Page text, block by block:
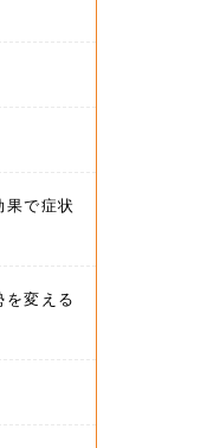
果で症状
を変える